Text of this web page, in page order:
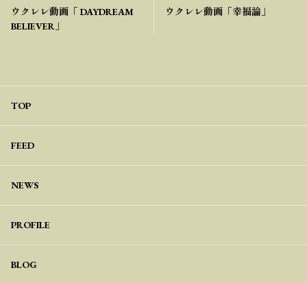
ウクレレ動画「 DAYDREAM
BELIEVER」
ウクレレ動画「幸福論」
TOP
FEED
NEWS
PROFILE
BLOG